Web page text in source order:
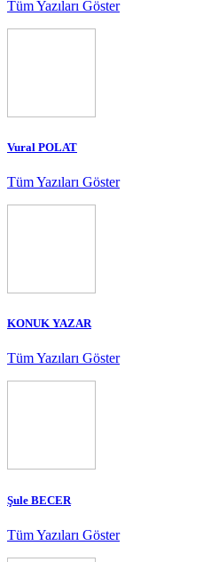
Tüm Yazıları Göster
Vural POLAT
Tüm Yazıları Göster
KONUK YAZAR
Tüm Yazıları Göster
Şule BECER
Tüm Yazıları Göster